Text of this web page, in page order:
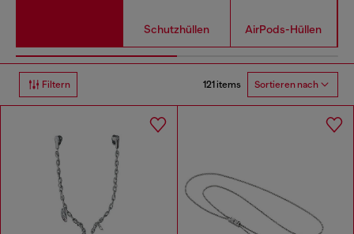
Schutzhüllen AirPods-Hüllen
Filtern 121 items Sortieren nach